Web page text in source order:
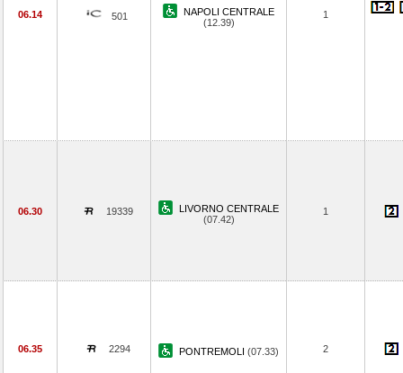
06.14 501
NAPOLI CENTRALE
(12.39)
1
06.30 19339
LIVORNO CENTRALE
(07.42)
1
06.35 2294 PONTREMOLI (07.33) 2